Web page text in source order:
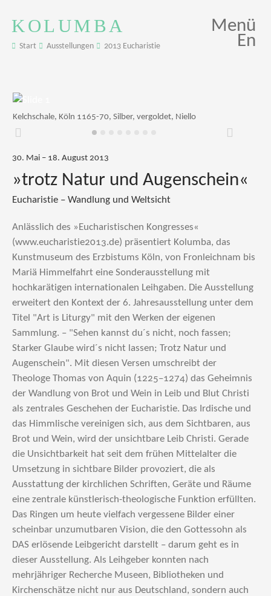
KOLUMBA
Start Ausstellungen 2013 Eucharistie
Menü
En
Kelchschale, Köln 1165-70, Silber, vergoldet, Niello
Zurück Weiter
30. Mai – 18. August 2013
»trotz Natur und Augenschein«
Eucharistie – Wandlung und Weltsicht
Anlässlich des »Eucharistischen Kongresses«
(www.eucharistie2013.de) präsentiert Kolumba, das
Kunstmuseum des Erzbistums Köln, von Fronleichnam bis
Mariä Himmelfahrt eine Sonderausstellung mit
hochkarätigen internationalen Leihgaben. Die Ausstellung
erweitert den Kontext der 6. Jahresausstellung unter dem
Titel "Art is Liturgy" mit den Werken der eigenen
Sammlung. – "Sehen kannst du´s nicht, noch fassen;
Starker Glaube wird´s nicht lassen; Trotz Natur und
Augenschein". Mit diesen Versen umschreibt der
Theologe Thomas von Aquin (1225–1274) das Geheimnis
der Wandlung von Brot und Wein in Leib und Blut Christi
als zentrales Geschehen der Eucharistie. Das Irdische und
das Himmlische vereinigen sich, aus dem Sichtbaren, aus
Brot und Wein, wird der unsichtbare Leib Christi. Gerade
die Unsichtbarkeit hat seit dem frühen Mittelalter die
Umsetzung in sichtbare Bilder provoziert, die als
Ausstattung der kirchlichen Schriften, Geräte und Räume
eine zentrale künstlerisch-theologische Funktion erfüllten.
Das Ringen um heute vielfach vergessene Bilder einer
scheinbar unzumutbaren Vision, die den Gottessohn als
DAS erlösende Leibgericht darstellt – darum geht es in
dieser Ausstellung. Als Leihgeber konnten nach
mehrjähriger Recherche Museen, Bibliotheken und
Kirchenschätze nicht nur aus Deutschland, sondern auch